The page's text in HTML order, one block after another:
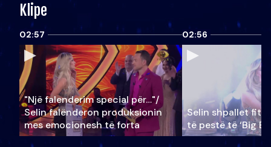
Klipe
02:57
"Një falenderim special për…"/
Selin falënderon produksionin
mes emocionesh të forta
02:56
Selin shpallet
të pestë të ‘Big